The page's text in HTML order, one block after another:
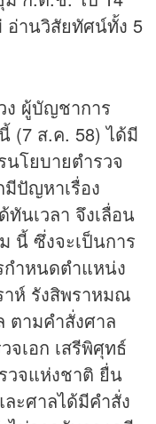
อ่านวิสัยทัศน์ทั้ง 5
ง ผู้บัญชาการ
(7 ส.ค. 58) ได้มี
โยบายตำรวจ
ปัญหาเรื่อง
ทันเวลา จึงเลื่อน
นี้ ซึ่งจะเป็นการ
กำหนดตำแหน่ง
าห์ รังสิพราหมณ
ตามคำสั่งศาล
จเอก เสรีพิศุทธ์
วจแห่งชาติ ยื่น
ะศาลได้มีคำสั่ง